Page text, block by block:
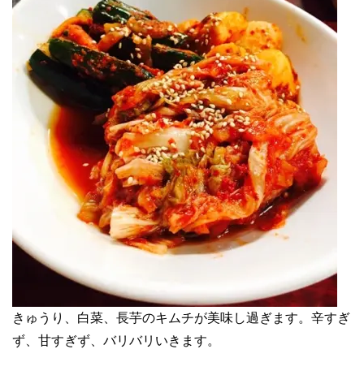
きゅうり、白菜、長芋のキムチが美味し過ぎます。辛すぎ
ず、甘すぎず、バリバリいきます。